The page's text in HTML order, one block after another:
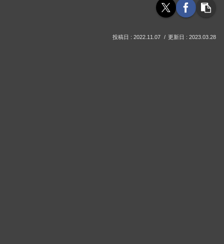
2022.11.07 2023.03.28